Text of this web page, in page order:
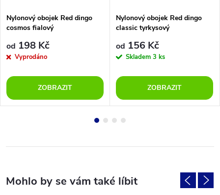
Nylonový obojek Red dingo
cosmos fialový
od 198 Kč
Vyprodáno
ZOBRAZIT
Nylonový obojek Red dingo
classic tyrkysový
od 156 Kč
Skladem 3 ks
ZOBRAZIT